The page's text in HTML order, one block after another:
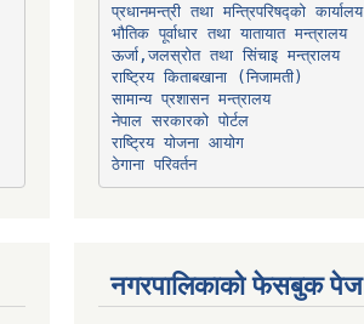
प्रधानमन्त्री तथा मन्त्रिपरिषद्को कार्यालय
भौतिक पूर्वाधार तथा यातायात मन्त्रालय
ऊर्जा,जलस्रोत तथा सिंचाइ मन्त्रालय
सामान्य प्रशासन मन्त्रालय
नेपाल सरकारको पोर्टल
राष्ट्रिय योजना आयोग
ठेगाना परिवर्तन
नगरपालिकाको फेसबुक पेज